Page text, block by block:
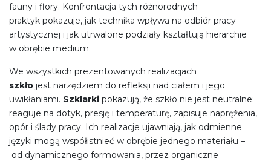
fauny i flory. Konfrontacja tych różnorodnych
praktyk pokazuje, jak technika wpływa na odbiór pracy
artystycznej i jak utrwalone podziały kształtują hierarchie
w obrębie medium.
We wszystkich prezentowanych realizacjach
szkło jest narzędziem do refleksji nad ciałem i jego
uwikłaniami. Szklarki pokazują, że szkło nie jest neutralne:
reaguje na dotyk, presję i temperaturę, zapisuje naprężenia,
opór i ślady pracy. Ich realizacje ujawniają, jak odmienne
języki mogą współistnieć w obrębie jednego materiału –
od dynamicznego formowania, przez organiczne